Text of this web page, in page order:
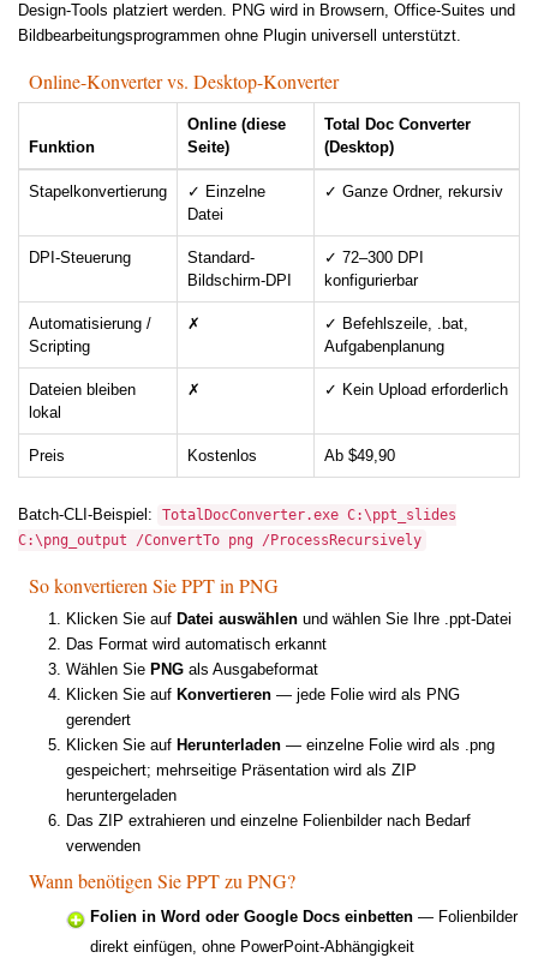
Design-Tools platziert werden. PNG wird in Browsern, Office-Suites und
Bildbearbeitungsprogrammen ohne Plugin universell unterstützt.
Online-Konverter vs. Desktop-Konverter
Funktion
Online (diese
Seite)
Total Doc Converter
(Desktop)
Stapelkonvertierung
✓ Einzelne
Datei
✓ Ganze Ordner, rekursiv
DPI-Steuerung
Standard-
Bildschirm-DPI
✓ 72–300 DPI
konfigurierbar
Automatisierung /
Scripting
✗
✓ Befehlszeile, .bat,
Aufgabenplanung
Dateien bleiben
lokal
✗ ✓ Kein Upload erforderlich
Preis Kostenlos Ab $49,90
Batch-CLI-Beispiel:
TotalDocConverter.exe C:\ppt_slides
C:\png_output /ConvertTo png /ProcessRecursively
So konvertieren Sie PPT in PNG
Klicken Sie auf Datei auswählen und wählen Sie Ihre .ppt-Datei
Das Format wird automatisch erkannt
Wählen Sie PNG als Ausgabeformat
Klicken Sie auf Konvertieren — jede Folie wird als PNG
gerendert
Klicken Sie auf Herunterladen — einzelne Folie wird als .png
gespeichert; mehrseitige Präsentation wird als ZIP
heruntergeladen
Das ZIP extrahieren und einzelne Folienbilder nach Bedarf
verwenden
Wann benötigen Sie PPT zu PNG?
Folien in Word oder Google Docs einbetten — Folienbilder
direkt einfügen, ohne PowerPoint-Abhängigkeit